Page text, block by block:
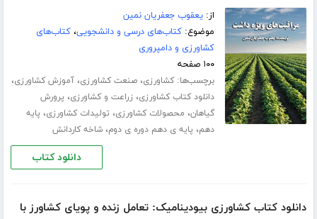
از:یعقوب جعفریان نمین
موضوع:کتاب‌های درسی و دانشجویی،کتاب‌های
کشاورزی و دامپروری
۱۰۰ صفحه
برچسب‌ها:کشاورزی،صنعت کشاورزی،آموزش کشاورزی،
دانلود کتاب کشاورزی، زراعت و کشاورزی، پرورش
گیاهان، محصولات کشاورزی، تولیدات کشاورزی، پایه
دهم، پایه ی دهم دوره ی دوم،شاخه کاردانش
دانلود کتاب
دانلود کتاب کشاورزی بیودینامیک: تعامل زنده و پویای کشاورز با